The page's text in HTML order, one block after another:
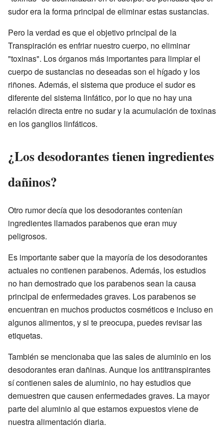
sudor era la forma principal de eliminar estas sustancias.
Pero la verdad es que el objetivo principal de la
Transpiración es enfriar nuestro cuerpo, no eliminar
"toxinas". Los órganos más importantes para limpiar el
cuerpo de sustancias no deseadas son el hígado y los
riñones. Además, el sistema que produce el sudor es
diferente del sistema linfático, por lo que no hay una
relación directa entre no sudar y la acumulación de toxinas
en los ganglios linfáticos.
¿Los desodorantes tienen ingredientes
dañinos?
Otro rumor decía que los desodorantes contenían
ingredientes llamados parabenos que eran muy
peligrosos.
Es importante saber que la mayoría de los desodorantes
actuales no contienen parabenos. Además, los estudios
no han demostrado que los parabenos sean la causa
principal de enfermedades graves. Los parabenos se
encuentran en muchos productos cosméticos e incluso en
algunos alimentos, y si te preocupa, puedes revisar las
etiquetas.
También se mencionaba que las sales de aluminio en los
desodorantes eran dañinas. Aunque los antitranspirantes
sí contienen sales de aluminio, no hay estudios que
demuestren que causen enfermedades graves. La mayor
parte del aluminio al que estamos expuestos viene de
nuestra alimentación diaria.